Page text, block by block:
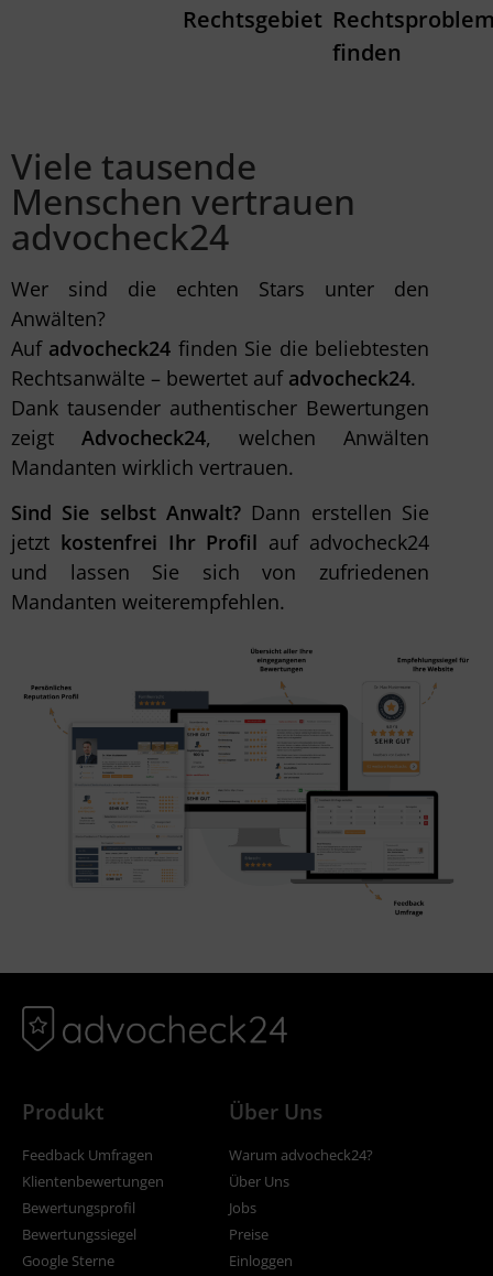
Rechtsgebiet
finden
Viele tausende
Menschen vertrauen
advocheck24
Wer sind die echten Stars unter den
Anwälten?
Auf advocheck24 finden Sie die beliebtesten
Rechtsanwälte – bewertet auf advocheck24.
Dank tausender authentischer Bewertungen
zeigt Advocheck24, welchen Anwälten
Mandanten wirklich vertrauen.
Sind Sie selbst Anwalt? Dann erstellen Sie
jetzt kostenfrei Ihr Profil auf advocheck24
und lassen Sie sich von zufriedenen
Mandanten weiterempfehlen.
Produkt
Feedback Umfragen
Klientenbewertungen
Bewertungsprofil
Bewertungssiegel
Google Sterne
Über Uns
Warum advocheck24?
Über Uns
Jobs
Preise
Einloggen